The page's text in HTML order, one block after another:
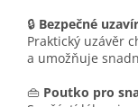
🔒 Bezpečné
Praktický uzávěr
a umožňuje
👜 Poutko pro